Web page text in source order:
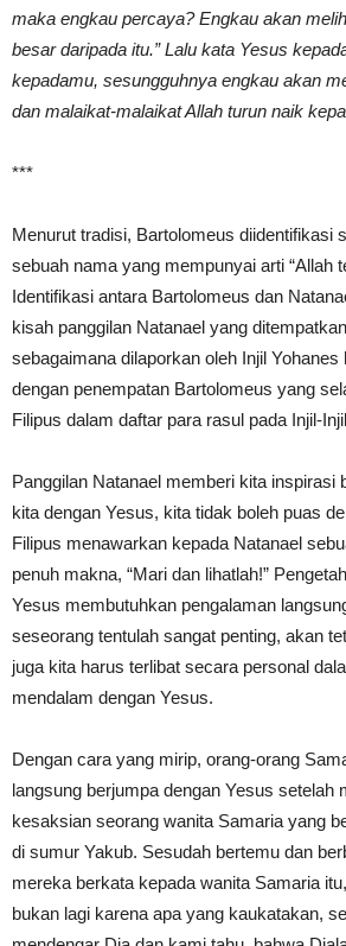
maka engkau percaya? Engkau akan
besar daripada itu.” Lalu kata Yesus
kepadamu, sesungguhnya engkau akan
dan malaikat-malaikat Allah turun naik
***
Menurut tradisi, Bartolomeus diidentifikasi
sebuah nama yang mempunyai arti “Allah
Identifikasi antara Bartolomeus dan
kisah panggilan Natanael yang
sebagaimana dilaporkan oleh Injil
dengan penempatan Bartolomeus yang
Filipus dalam daftar para rasul pada Injil-
Panggilan Natanael memberi kita inspirasi
kita dengan Yesus, kita tidak boleh puas
Filipus menawarkan kepada Natanael
penuh makna, “Mari dan lihatlah!”
Yesus membutuhkan pengalaman
seseorang tentulah sangat penting, akan
juga kita harus terlibat secara personal
mendalam dengan Yesus.
Dengan cara yang mirip, orang-orang
langsung berjumpa dengan Yesus setelah
kesaksian seorang wanita Samaria yang
di sumur Yakub. Sesudah bertemu dan
mereka berkata kepada wanita Samaria
bukan lagi karena apa yang kaukatakan,